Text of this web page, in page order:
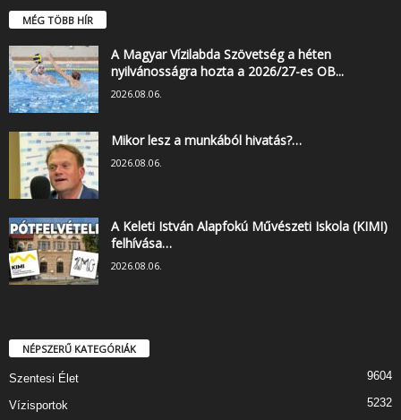
MÉG TÖBB HÍR
A Magyar Vízilabda Szövetség a héten
nyilvánosságra hozta a 2026/27-es OB...
2026.08.06.
Mikor lesz a munkából hivatás?…
2026.08.06.
A Keleti István Alapfokú Művészeti Iskola (KIMI)
felhívása…
2026.08.06.
NÉPSZERŰ KATEGÓRIÁK
Szentesi Élet 9604
Vízisportok 5232